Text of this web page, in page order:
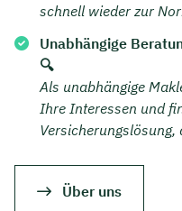
schnell wieder zur
Unabhängige
🔍
Als unabhängige
Ihre Interessen und
Über uns